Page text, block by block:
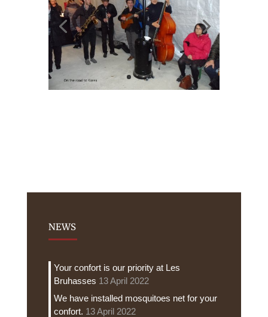
NEWS
Your confort is our priority at Les
Bruhasses 13 April 2022
We have installed mosquitoes net for your
confort. 13 April 2022